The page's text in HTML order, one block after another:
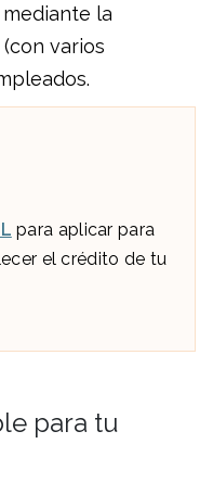
la
varios
para aplicar para
el crédito de tu
para tu